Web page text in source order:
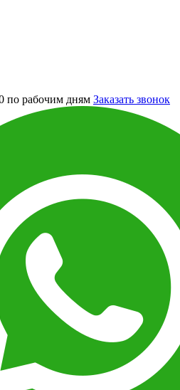
по рабочим дням Заказать звонок